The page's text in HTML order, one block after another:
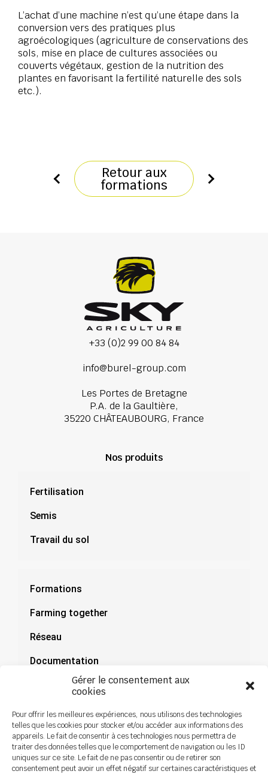
Gérer le consentement aux
cookies
Pour offrir les meilleures expériences, nous utilisons des technologies
telles que les cookies pour stocker et/ou accéder aux informations des
appareils. Le fait de consentir à ces technologies nous permettra de
traiter des données telles que le comportement de navigation ou les ID
uniques sur ce site. Le fait de ne pas consentir ou de retirer son
consentement peut avoir un effet négatif sur certaines caractéristiques et
L’achat d’une machine n’est qu’une étape dans la
conversion vers des pratiques plus
agroécologiques (agriculture de conservations des
sols, mise en place de cultures associées ou
couverts végétaux, gestion de la nutrition des
plantes en favorisant la fertilité naturelle des sols
etc.).
Retour aux
formations
+33 (0)2 99 00 84 84
info@burel-group.com
Les Portes de Bretagne
P.A. de la Gaultière,
35220 CHÂTEAUBOURG, France
Nos produits
Fertilisation
Semis
Travail du sol
Formations
Farming together
Réseau
Documentation
Actualités